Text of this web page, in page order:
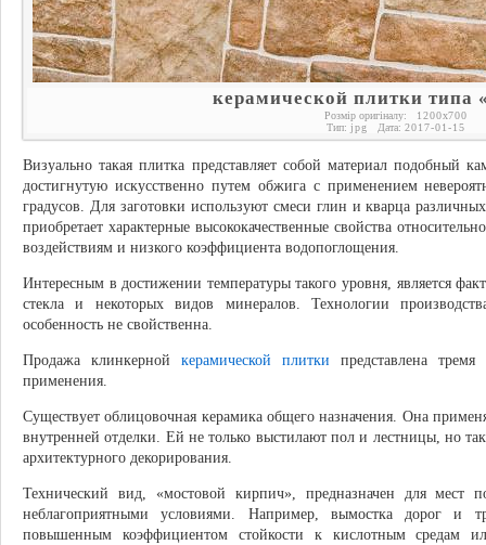
керамической плитки типа
Розмір оригіналу: 1200x700
Тип: jpg Дата: 2017-01-15
Визуально такая плитка представляет собой материал подобный
достигнутую искусственно путем обжига с применением
градусов. Для заготовки используют смеси глин и кварца
приобретает характерные высококачественные свойства
воздействиям и низкого коэффициента водопоглощения.
Интересным в достижении температуры такого уровня, является
стекла и некоторых видов минералов. Технологии
особенность не свойственна.
Продажа клинкерной керамической плитки представлена
применения.
Существует облицовочная керамика общего назначения. Она
внутренней отделки. Ей не только выстилают пол и лестницы, но
архитектурного декорирования.
Технический вид, «мостовой кирпич», предназначен для мест
неблагоприятными условиями. Например, вымостка дорог и
повышенным коэффициентом стойкости к кислотным средам